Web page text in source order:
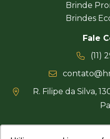
Brinde
Brindes
Fale
(11)
R. Filipe da Silva,